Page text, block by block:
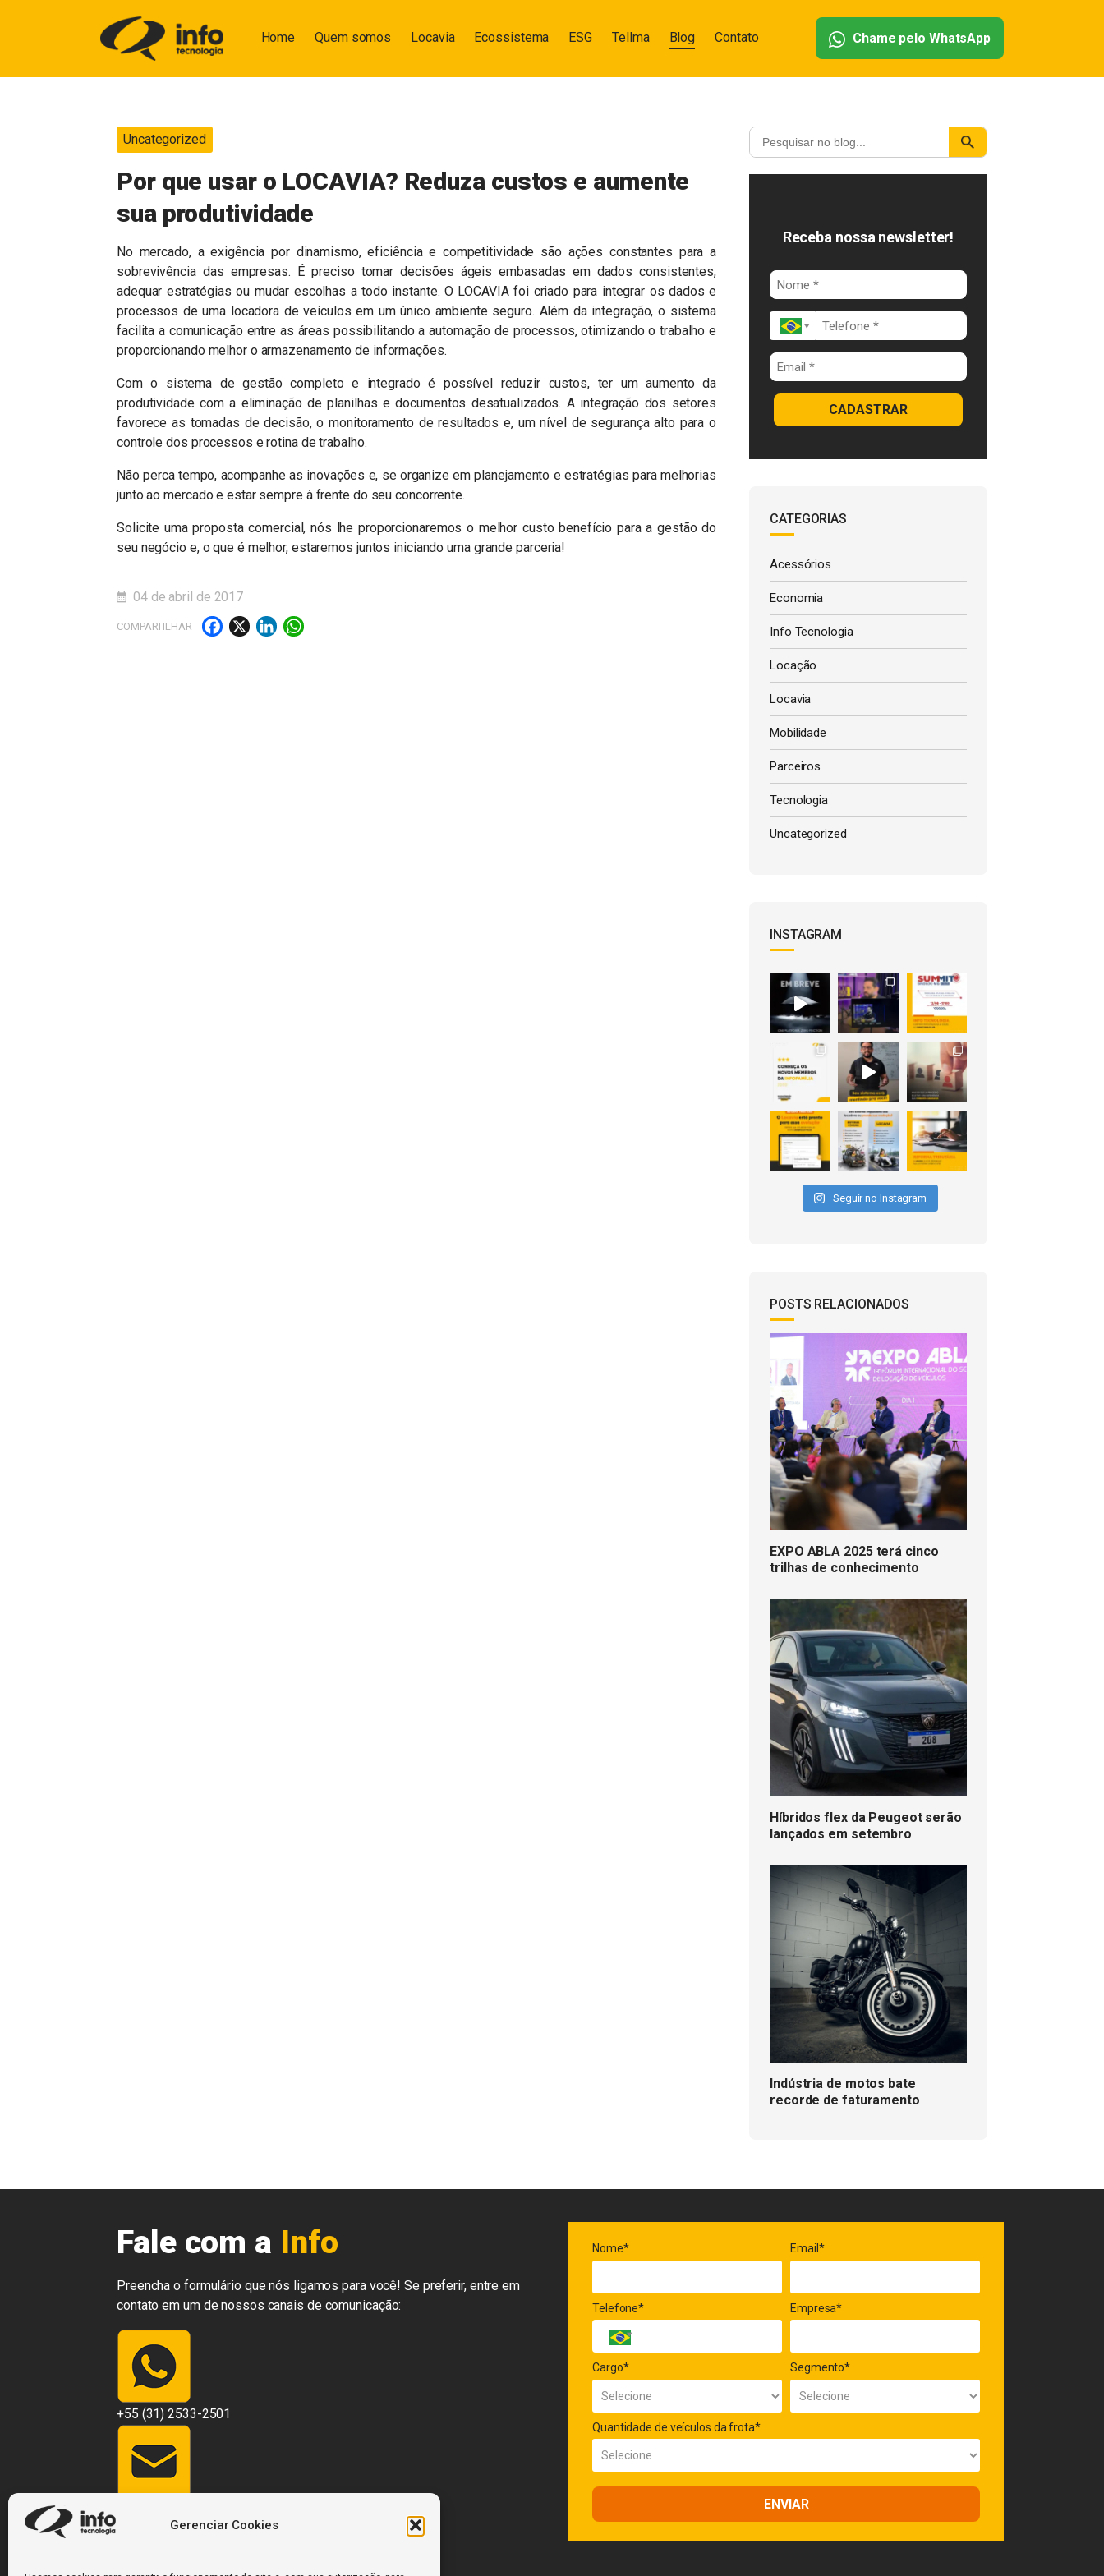
Gerenciar Cookies
Home Quem somos Locavia Ecossistema ESG Tellma Blog Contato Chame pelo WhatsApp
Uncategorized
Por que usar o LOCAVIA? Reduza custos e aumente
sua produtividade
No mercado, a exigência por dinamismo, eficiência e competitividade são ações constantes para a
sobrevivência das empresas. É preciso tomar decisões ágeis embasadas em dados consistentes,
adequar estratégias ou mudar escolhas a todo instante. O LOCAVIA foi criado para integrar os dados e
processos de uma locadora de veículos em um único ambiente seguro. Além da integração, o sistema
facilita a comunicação entre as áreas possibilitando a automação de processos, otimizando o trabalho e
proporcionando melhor o armazenamento de informações.
Com o sistema de gestão completo e integrado é possível reduzir custos, ter um aumento da
produtividade com a eliminação de planilhas e documentos desatualizados. A integração dos setores
favorece as tomadas de decisão, o monitoramento de resultados e, um nível de segurança alto para o
controle dos processos e rotina de trabalho.
Não perca tempo, acompanhe as inovações e, se organize em planejamento e estratégias para melhorias
junto ao mercado e estar sempre à frente do seu concorrente.
Solicite uma proposta comercial, nós lhe proporcionaremos o melhor custo benefício para a gestão do
seu negócio e, o que é melhor, estaremos juntos iniciando uma grande parceria!
04 de abril de 2017
COMPARTILHAR Facebook
X LinkedIn
WhatsApp
Receba nossa newsletter!
CADASTRAR
CATEGORIAS
Acessórios
Economia
Info Tecnologia
Locação
Locavia
Mobilidade
Parceiros
Tecnologia
Uncategorized
INSTAGRAM
Seguir no Instagram
POSTS RELACIONADOS
EXPO ABLA 2025 terá cinco
trilhas de conhecimento
Híbridos flex da Peugeot serão
lançados em setembro
Indústria de motos bate
recorde de faturamento
Fale com a Info
Preencha o formulário que nós ligamos para você! Se preferir, entre em
contato em um de nossos canais de comunicação:
+55 (31) 2533-2501
Nome* Email*
Telefone* Empresa*
Cargo* Segmento*
Quantidade de veículos da frota*
ENVIAR